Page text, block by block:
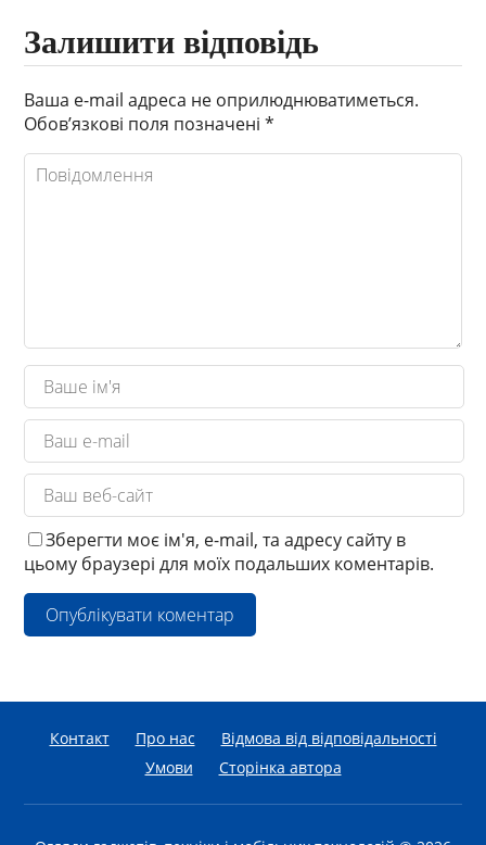
Залишити відповідь
Ваша e-mail адреса не оприлюднюватиметься.
Обов’язкові поля позначені*
Зберегти моє ім'я, e-mail, та адресу сайту в
цьому браузері для моїх подальших коментарів.
Контакт Про нас
Відмова від відповідальності
Умови
Сторінка автора